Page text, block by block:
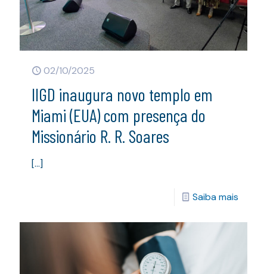
02/10/2025
IIGD inaugura novo templo em
Miami (EUA) com presença do
Missionário R. R. Soares
[…]
Saiba mais